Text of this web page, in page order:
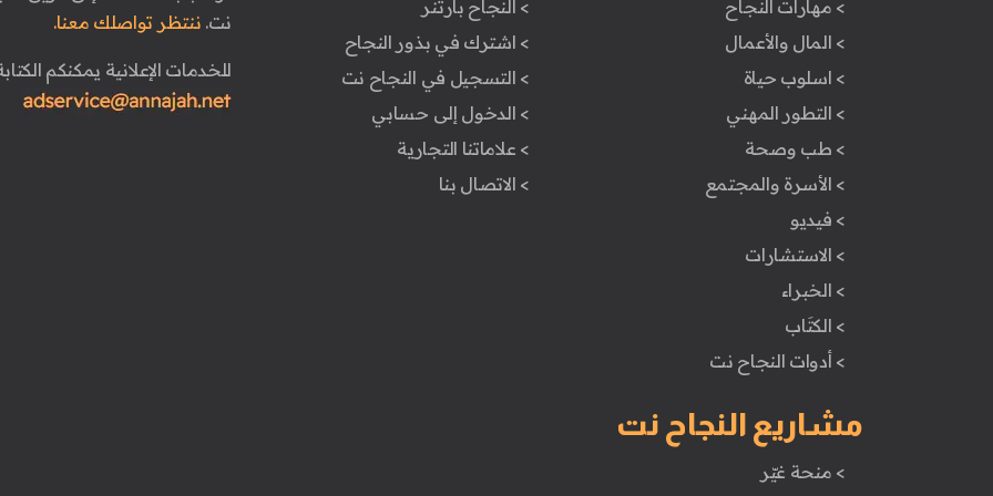
> مهارات النجاح
> المال والأعمال
> اسلوب حياة
> التطور المهني
> طب وصحة
> الأسرة والمجتمع
> فيديو
> الاستشارات
> الخبراء
> الكتَاب
> أدوات النجاح نت
مشاريع النجاح نت
> منحة غيّر
> النجاح بارتنر
> اشترك في بذور النجاح
> التسجيل في النجاح نت
> الدخول إلى حسابي
> علاماتنا التجارية
> الاتصال بنا
نت. ننتظر تواصلك معنا.
للخدمات الإعلانية يمكنكم